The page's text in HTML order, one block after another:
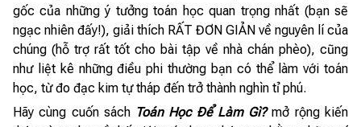
gốc của những ý tưởng toán học quan trọng nhất (bạn sẽ
ngạc nhiên đấy!), giải thích RẤT ĐƠN GIẢN về nguyên lí của
chúng (hỗ trợ rất tốt cho bài tập về nhà chán phèo), cũng
như liệt kê những điều phi thường bạn có thể làm với toán
học, từ đo đạc kim tự tháp đến trở thành nghìn tỉ phú.
Hãy cùng cuốn sách Toán Học Để Làm Gì?mở rộng kiến